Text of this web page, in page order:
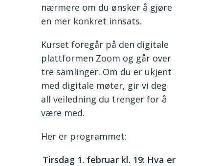
nærmere om du ønsker å gjøre
en mer konkret innsats.
Kurset foregår på den digitale
plattformen Zoom og går over
tre samlinger. Om du er ukjent
med digitale møter, gir vi deg
all veiledning du trenger for å
være med.
Her er programmet:
Tirsdag 1. februar kl. 19: Hva er